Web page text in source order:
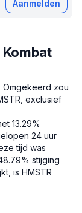
Aanmelden
Omgekeerd zou
exclusief
13.29%
24 uur
tijd was
stijging
is HMSTR